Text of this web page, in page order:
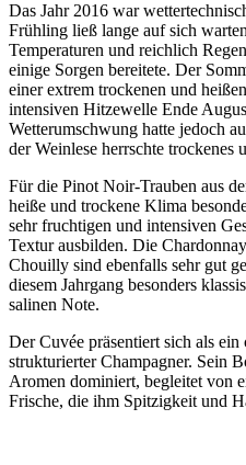
Das Jahr 2016 war
Frühling ließ lange auf sich
Temperaturen und reichlich
einige Sorgen bereitete. Der
einer extrem trockenen und
intensiven Hitzewelle Ende
Wetterumschwung hatte jedoch
der Weinlese herrschte trockenes
Für die Pinot Noir-Trauben aus
heiße und trockene Klima
sehr fruchtigen und intensiven
Textur ausbilden. Die
Chouilly sind ebenfalls sehr gut
diesem Jahrgang besonders
salinen Note.
Der Cuvée präsentiert sich als
strukturierter Champagner. Sein
Aromen dominiert, begleitet von
Frische, die ihm Spitzigkeit und